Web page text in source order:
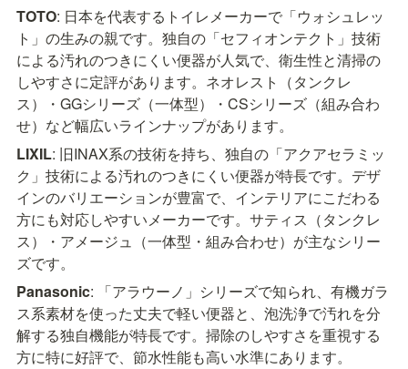
TOTO: 日本を代表するトイレメーカーで「ウォシュレッ
ト」の生みの親です。独自の「セフィオンテクト」技術
による汚れのつきにくい便器が人気で、衛生性と清掃の
しやすさに定評があります。ネオレスト（タンクレ
ス）・GGシリーズ（一体型）・CSシリーズ（組み合わ
せ）など幅広いラインナップがあります。
LIXIL: 旧INAX系の技術を持ち、独自の「アクアセラミッ
ク」技術による汚れのつきにくい便器が特長です。デザ
インのバリエーションが豊富で、インテリアにこだわる
方にも対応しやすいメーカーです。サティス（タンクレ
ス）・アメージュ（一体型・組み合わせ）が主なシリー
ズです。
Panasonic: 「アラウーノ」シリーズで知られ、有機ガラ
ス系素材を使った丈夫で軽い便器と、泡洗浄で汚れを分
解する独自機能が特長です。掃除のしやすさを重視する
方に特に好評で、節水性能も高い水準にあります。